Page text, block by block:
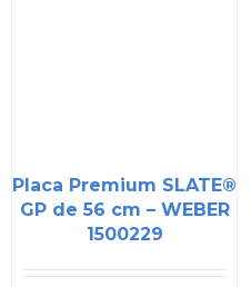
Placa Premium SLATE®
GP de 56 cm – WEBER
1500229